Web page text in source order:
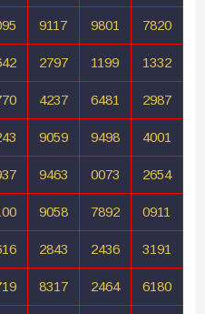
9117 9801 7820
2797 1199 1332
4237 6481 2987
9059 9498 4001
9463 0073 2654
9058 7892 0911
2843 2436 3191
8317 2464 6180